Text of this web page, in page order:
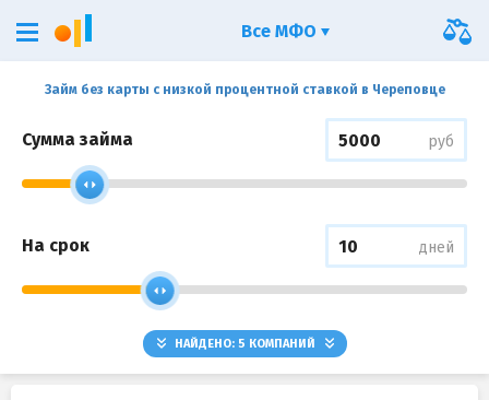
Займ без карты с низкой процентной ставкой в Череповце
Сумма займа руб
На срок дней
НАЙДЕНО: 5 КОМПАНИЙ
Все МФО